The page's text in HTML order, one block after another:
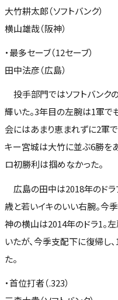
大竹耕太郎（ソフトバンク）
横山雄哉（阪神）
・最多セーブ（12セーブ）
田中法彦（広島）
投手部門ではソフトバンク
輝いた。3年目の左腕は1軍で
会にはあまり恵まれずに2軍
キー宮城は大竹に並ぶ6勝を
ロ初勝利は掴めなかった。
広島の田中は2018年のドラ
歳と若いイキのいい右腕。今
神の横山は2014年のドラ1。
いたが、今季支配下に復帰し
た。
・首位打者（.323）